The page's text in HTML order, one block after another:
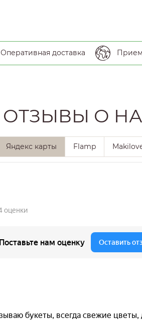
Оперативная доставка Прием
ОТЗЫВЫ О
Яндекс карты Flamp